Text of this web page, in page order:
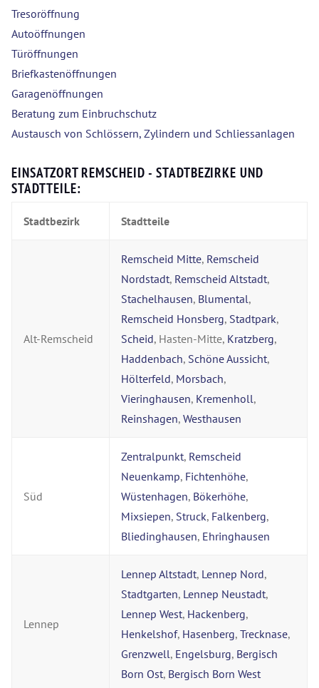
Tresoröffnung
Autoöffnungen
Türöffnungen
Briefkastenöffnungen
Garagenöffnungen
Beratung zum Einbruchschutz
Austausch von Schlössern, Zylindern und Schliessanlagen
EINSATZORT REMSCHEID - STADTBEZIRKE UND
STADTTEILE:
Stadtbezirk Stadtteile
Alt-Remscheid
Remscheid Mitte, Remscheid
Nordstadt, Remscheid Altstadt,
Stachelhausen, Blumental,
Remscheid Honsberg, Stadtpark,
Scheid, Hasten-Mitte, Kratzberg,
Haddenbach, Schöne Aussicht,
Hölterfeld, Morsbach,
Vieringhausen, Kremenholl,
Reinshagen, Westhausen
Süd
Zentralpunkt, Remscheid
Neuenkamp, Fichtenhöhe,
Wüstenhagen, Bökerhöhe,
Mixsiepen, Struck, Falkenberg,
Bliedinghausen, Ehringhausen
Lennep
Lennep Altstadt, Lennep Nord,
Stadtgarten, Lennep Neustadt,
Lennep West, Hackenberg,
Henkelshof, Hasenberg, Trecknase,
Grenzwell, Engelsburg, Bergisch
Born Ost, Bergisch Born West